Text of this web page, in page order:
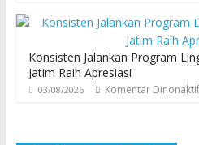
Konsisten Jalankan Program
Jatim Raih Apresiasi
03/08/2026 Komentar